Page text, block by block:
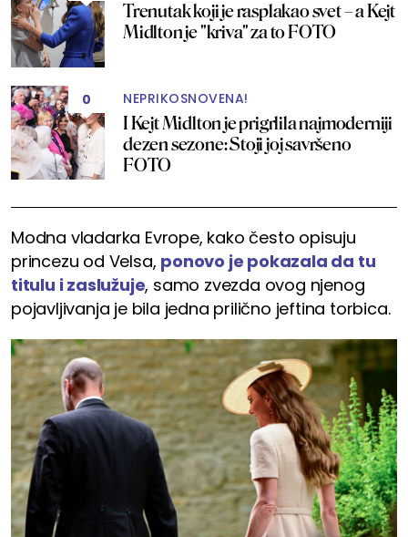
Trenutak koji je rasplakao svet – a Kejt
Midlton je "kriva" za to FOTO
0 NEPRIKOSNOVENA!
I Kejt Midlton je prigrlila najmoderniji
dezen sezone: Stoji joj savršeno
FOTO
Modna vladarka Evrope, kako često opisuju
princezu od Velsa, ponovo je pokazala da tu
titulu i zaslužuje, samo zvezda ovog njenog
pojavljivanja je bila jedna prilično jeftina torbica.